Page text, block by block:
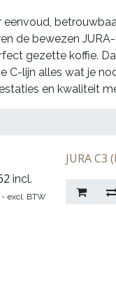
de bewezen
gezette koffie.
C-lijn alles wat je
en kwaliteit
incl.
- excl. BTW
JURA C3